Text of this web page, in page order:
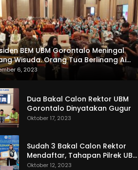
BEM UBM Gorontalo Meningal
Wisuda. Orang Tua Berlinang Air
Menerima SKL dan Pemasangan
6, 2023
Dua Bakal Calon Rektor UBM
Gorontalo Dinyatakan Gugur
Oktober 17, 2023
Sudah 3 Bakal Calon Rektor
Mendaftar, Tahapan Pilrek UBM
Gorontalo Makin Seru
Oktober 12, 2023